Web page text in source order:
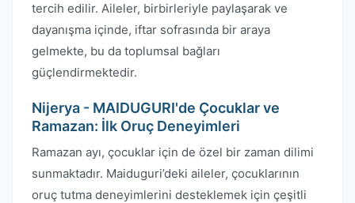
tercih edilir. Aileler, birbirleriyle paylaşarak ve
dayanışma içinde, iftar sofrasında bir araya
gelmekte, bu da toplumsal bağları
güçlendirmektedir.
Nijerya - MAIDUGURI'de Çocuklar ve
Ramazan: İlk Oruç Deneyimleri
Ramazan ayı, çocuklar için de özel bir zaman dilimi
sunmaktadır. Maiduguri’deki aileler, çocuklarının
oruç tutma deneyimlerini desteklemek için çeşitli